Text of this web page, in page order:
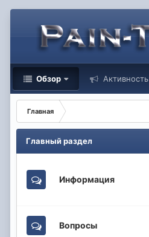
Обзор Активность
Главная
Главный раздел
Информация
Вопросы